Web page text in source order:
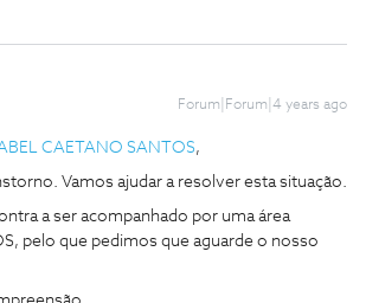
Forum|Forum|4 years ago
CAETANO SANTOS,
Vamos ajudar a resolver esta situação.
a ser acompanhado por uma área
pelo que pedimos que aguarde o nosso